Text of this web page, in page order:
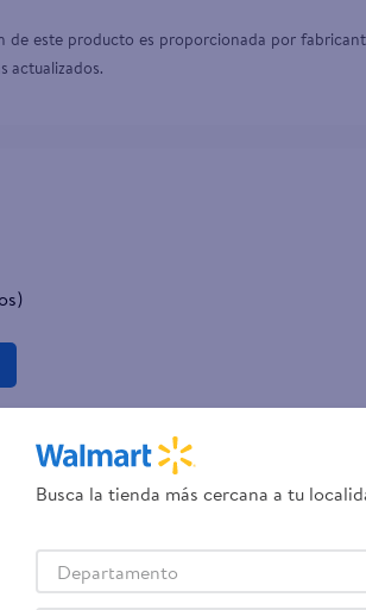
este producto es proporcionada por
actualizados.
Busca la tienda más cercana a tu
Departamento